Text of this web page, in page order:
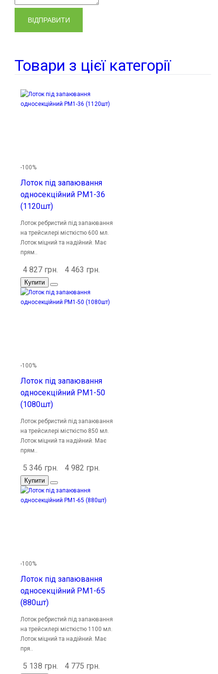
ВІДПРАВИТИ
Товари з цієї категорії
-100%
Лоток під запаювання
односекційний PM1-36
(1120шт)
Лоток ребристий під запаювання
на трейсилері місткістю 600 мл.
Лоток міцний та надійний. Має
прям..
4 827 грн. 4 463 грн.
Купити
-100%
Лоток під запаювання
односекційний PM1-50
(1080шт)
Лоток ребристий під запаювання
на трейсилері місткістю 850 мл.
Лоток міцний та надійний. Має
прям..
5 346 грн. 4 982 грн.
Купити
-100%
Лоток під запаювання
односекційний PM1-65
(880шт)
Лоток ребристий під запаювання
на трейсилері місткістю 1100 мл.
Лоток міцний та надійний. Має
пря..
5 138 грн. 4 775 грн.